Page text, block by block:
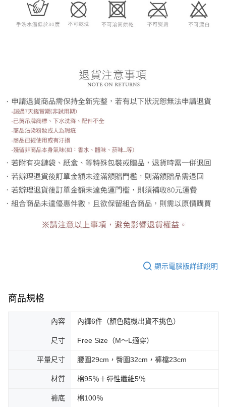
顯示電腦版詳細說明
商品規格
內容 內褲6件（顏色隨機出貨不挑色）
尺寸 Free Size（M～L適穿）
平量尺寸 腰圍29cm，臀圍32cm，褲檔23cm
材質 棉95％＋彈性纖維5％
褲底 棉100％